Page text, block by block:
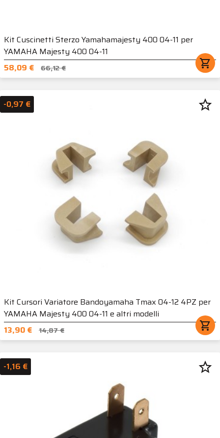
Kit Cuscinetti Sterzo Yamahamajesty 400 04-11 per
YAMAHA Majesty 400 04-11
58,09 €
66,12 € shopping_cart
Kit Cursori Variatore Bandoyamaha Tmax 04-12 4PZ per
YAMAHA Majesty 400 04-11 e altri modelli
13,90 €
14,87 € shopping_cart
-0,97 € star_border
-1,16 € star_border